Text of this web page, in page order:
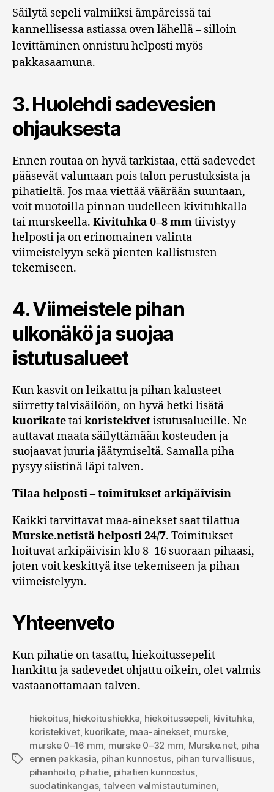
Säilytä sepeli valmiiksi ämpäreissä tai
kannellisessa astiassa oven lähellä – silloin
levittäminen onnistuu helposti myös
pakkasaamuna.
3. Huolehdi sadevesien
ohjauksesta
Ennen routaa on hyvä tarkistaa, että sadevedet
pääsevät valumaan pois talon perustuksista ja
pihatieltä. Jos maa viettää väärään suuntaan,
voit muotoilla pinnan uudelleen kivituhkalla
tai murskeella. Kivituhka 0–8 mmtiivistyy
helposti ja on erinomainen valinta
viimeistelyyn sekä pienten kallistusten
tekemiseen.
4. Viimeistele pihan
ulkonäkö ja suojaa
istutusalueet
Kun kasvit on leikattu ja pihan kalusteet
siirretty talvisäilöön, on hyvä hetki lisätä
kuorikatetaikoristekivetistutusalueille. Ne
auttavat maata säilyttämään kosteuden ja
suojaavat juuria jäätymiseltä. Samalla piha
pysyy siistinä läpi talven.
Tilaa helposti – toimitukset arkipäivisin
Kaikki tarvittavat maa-ainekset saat tilattua
Murske.netistä helposti 24/7. Toimitukset
hoituvat arkipäivisin klo 8–16 suoraan pihaasi,
joten voit keskittyä itse tekemiseen ja pihan
viimeistelyyn.
Yhteenveto
Kun pihatie on tasattu, hiekoitussepelit
hankittu ja sadevedet ohjattu oikein, olet valmis
vastaanottamaan talven.
Avainsanat
hiekoitus, hiekoitushiekka hiekoitussepeli kivituhka
koristekivet, kuorikate maa-ainekset, murske,
murske 0–16 mm murske 0–32 mm Murske.net, piha
ennen pakkasia pihan kunnostus pihan turvallisuus
pihanhoito, pihatie pihatien kunnostus
suodatinkangas, talveen valmistautuminen